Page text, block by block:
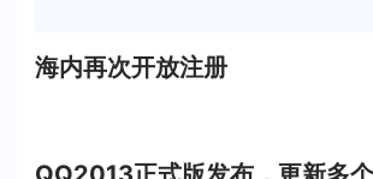
海内再次开放注册